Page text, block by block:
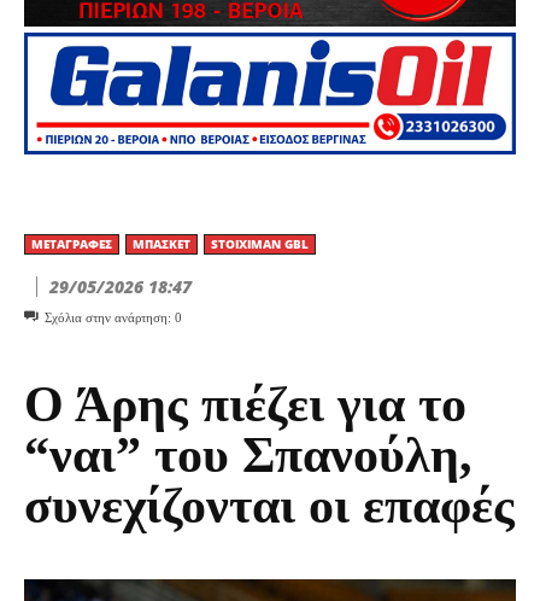
ΜΕΤΑΓΡΑΦΈΣ ΜΠΆΣΚΕΤ STOIXIMAN GBL
29/05/2026 18:47
Σχόλια στην ανάρτηση: 0
Ο Άρης πιέζει για το
“ναι” του Σπανούλη,
συνεχίζονται οι επαφές